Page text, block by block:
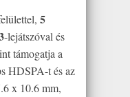
5
-lejátszóval és
támogatja a
HDSPA-t és az
x 10.6 mm,